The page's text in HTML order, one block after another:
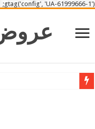
gtag('config', 'UA-61999666-1');
عروض